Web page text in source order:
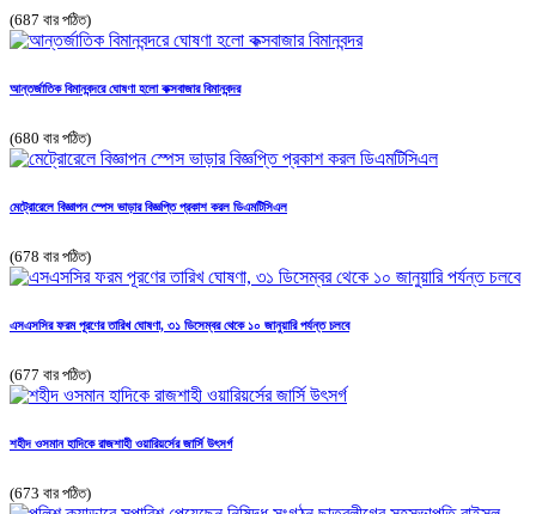
(687 বার পঠিত)
আন্তর্জাতিক বিমানবন্দরে ঘোষণা হলো কক্সবাজার বিমানবন্দর
(680 বার পঠিত)
মেট্রোরেলে বিজ্ঞাপন স্পেস ভাড়ার বিজ্ঞপ্তি প্রকাশ করল ডিএমটিসিএল
(678 বার পঠিত)
এসএসসির ফরম পূরণের তারিখ ঘোষণা, ৩১ ডিসেম্বর থেকে ১০ জানুয়ারি পর্যন্ত চলবে
(677 বার পঠিত)
শহীদ ওসমান হাদিকে রাজশাহী ওয়ারিয়র্সের জার্সি উৎসর্গ
(673 বার পঠিত)